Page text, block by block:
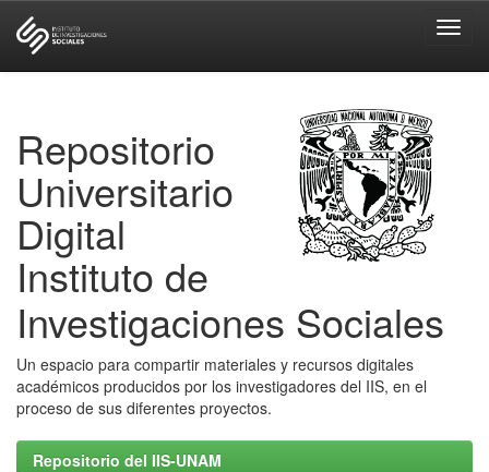
Repositorio
Universitario
Digital
Instituto de
Investigaciones Sociales
Un espacio para compartir materiales y recursos digitales
académicos producidos por los investigadores del IIS, en el
proceso de sus diferentes proyectos.
Repositorio del IIS-UNAM